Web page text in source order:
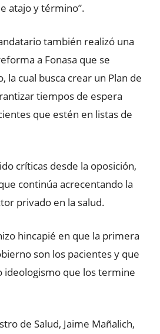
atajo y término”.
también realizó una
a Fonasa que se
la cual busca crear un Plan de
tiempos de espera
que estén en listas de
críticas desde la oposición,
continúa acrecentando la
privado en la salud.
hincapié en que la primera
son los pacientes y que
ideologismo que los termine
de Salud, Jaime Mañalich,